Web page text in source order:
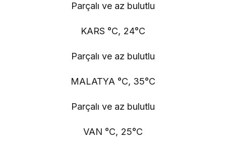
Parçalı ve az bulutlu
KARS °C, 24°C
Parçalı ve az bulutlu
MALATYA °C, 35°C
Parçalı ve az bulutlu
VAN °C, 25°C